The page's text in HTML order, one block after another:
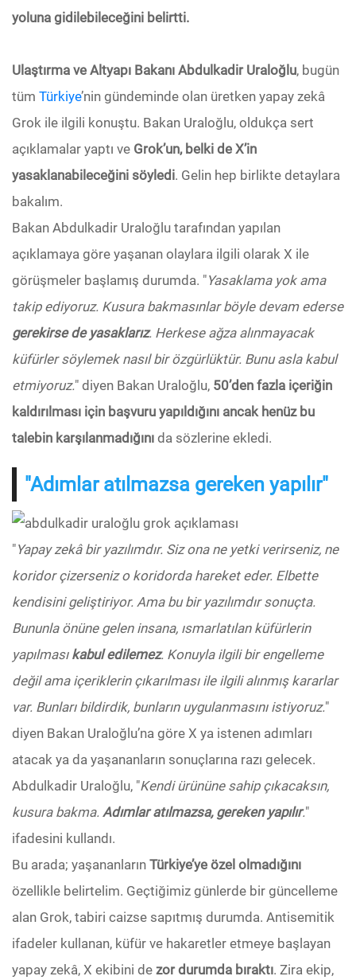
yoluna gidilebileceğini belirtti.
Ulaştırma ve Altyapı Bakanı Abdulkadir Uraloğlu, bugün
tüm Türkiye’nin gündeminde olan üretken yapay zekâ
Grok ile ilgili konuştu. Bakan Uraloğlu, oldukça sert
açıklamalar yaptı ve Grok’un, belki de X’in
yasaklanabileceğini söyledi. Gelin hep birlikte detaylara
bakalım.
Bakan Abdulkadir Uraloğlu tarafından yapılan
açıklamaya göre yaşanan olaylara ilgili olarak X ile
görüşmeler başlamış durumda. "Yasaklama yok ama
takip ediyoruz. Kusura bakmasınlar böyle devam ederse
gerekirse de yasaklarız. Herkese ağza alınmayacak
küfürler söylemek nasıl bir özgürlüktür. Bunu asla kabul
etmiyoruz." diyen Bakan Uraloğlu, 50’den fazla içeriğin
kaldırılması için başvuru yapıldığını ancak henüz bu
talebin karşılanmadığını da sözlerine ekledi.
"Adımlar atılmazsa gereken yapılır"
"Yapay zekâ bir yazılımdır. Siz ona ne yetki verirseniz, ne
koridor çizerseniz o koridorda hareket eder. Elbette
kendisini geliştiriyor. Ama bu bir yazılımdır sonuçta.
Bununla önüne gelen insana, ısmarlatılan küfürlerin
yapılması kabul edilemez. Konuyla ilgili bir engelleme
değil ama içeriklerin çıkarılması ile ilgili alınmış kararlar
var. Bunları bildirdik, bunların uygulanmasını istiyoruz."
diyen Bakan Uraloğlu’na göre X ya istenen adımları
atacak ya da yaşananların sonuçlarına razı gelecek.
Abdulkadir Uraloğlu, "Kendi ürününe sahip çıkacaksın,
kusura bakma. Adımlar atılmazsa, gereken yapılır."
ifadesini kullandı.
Bu arada; yaşananların Türkiye’ye özel olmadığını
özellikle belirtelim. Geçtiğimiz günlerde bir güncelleme
alan Grok, tabiri caizse sapıtmış durumda. Antisemitik
ifadeler kullanan, küfür ve hakaretler etmeye başlayan
yapay zekâ, X ekibini de zor durumda bıraktı. Zira ekip,